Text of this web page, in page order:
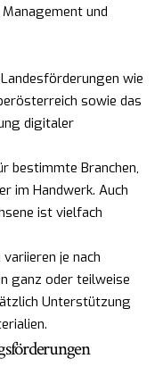
und
wie
sowie das
digitaler
bestimmte Branchen,
im Handwerk. Auch
ist vielfach
je nach
ganz oder teilweise
Unterstützung